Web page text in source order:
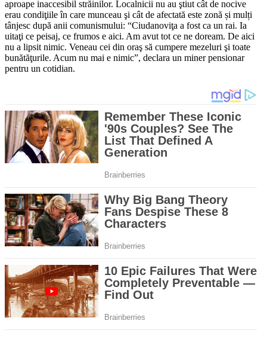
aproape inaccesibil străinilor. Localnicii nu au ştiut cât de nocive
erau condiţiile în care munceau şi cât de afectată este zonă și mulți
tânjesc după anii comunismului: “Ciudanoviţa a fost ca un rai. Ia
uitaţi ce peisaj, ce frumos e aici. Am avut tot ce ne doream. De aici
nu a lipsit nimic. Veneau cei din oraş să cumpere mezeluri şi toate
bunătăţurile. Acum nu mai e nimic”, declara un miner pensionar
pentru un cotidian.